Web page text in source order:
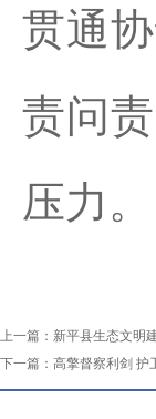
贯通
责问
压力。
上一篇： 新平县生态文明
下一篇： 高擎督察利剑